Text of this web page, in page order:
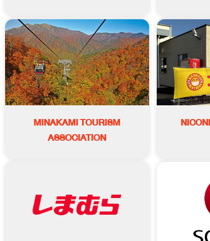
MINAKAMI TOURISM
ASSOCIATION